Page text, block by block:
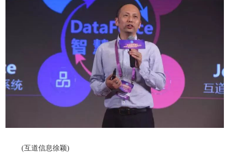
(互道信息徐颖)